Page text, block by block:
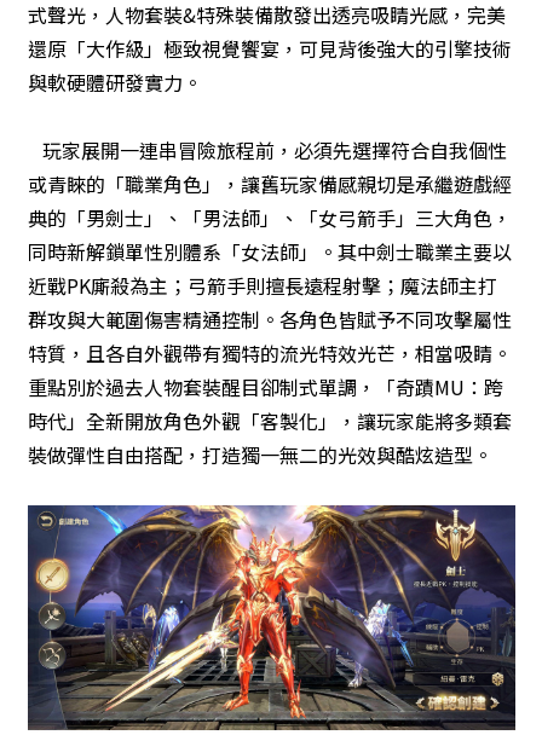
式聲光，人物套裝&特殊裝備散發出透亮吸睛光感，完美
還原「大作級」極致視覺饗宴，可見背後強大的引擎技術
與軟硬體研發實力。
玩家展開一連串冒險旅程前，必須先選擇符合自我個性
或青睞的「職業角色」，讓舊玩家備感親切是承繼遊戲經
典的「男劍士」、「男法師」、「女弓箭手」三大角色，
同時新解鎖單性別體系「女法師」。其中劍士職業主要以
近戰PK廝殺為主；弓箭手則擅長遠程射擊；魔法師主打
群攻與大範圍傷害精通控制。各角色皆賦予不同攻擊屬性
特質，且各自外觀帶有獨特的流光特效光芒，相當吸睛。
重點別於過去人物套裝醒目卻制式單調，「奇蹟MU：跨
時代」全新開放角色外觀「客製化」，讓玩家能將多類套
裝做彈性自由搭配，打造獨一無二的光效與酷炫造型。